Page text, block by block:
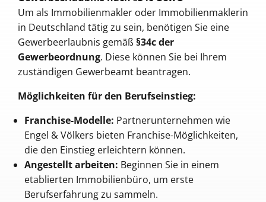
Um als Immobilienmakler oder Immobilienmaklerin
in Deutschland tätig zu sein, benötigen Sie eine
Gewerbeerlaubnis gemäß§34c der
Gewerbeordnung. Diese können Sie bei Ihrem
zuständigen Gewerbeamt beantragen.
Möglichkeiten für den Berufseinstieg:
Franchise-Modelle: Partnerunternehmen wie
Engel & Völkers bieten Franchise-Möglichkeiten,
die den Einstieg erleichtern können.
Angestellt arbeiten: Beginnen Sie in einem
etablierten Immobilienbüro, um erste
Berufserfahrung zu sammeln.